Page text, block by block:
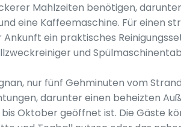
Mahlzeiten benötigen,
eine Kaffeemaschine. Für einen
ein praktisches
und
nur fünf Gehminuten vom
darunter einen beheizten
Oktober geöffnet ist. Die Gäste